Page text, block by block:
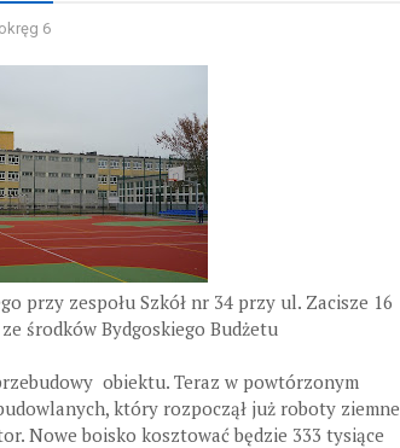
okręg 6
przy zespołu Szkół nr 34 przy ul. Zacisze 16
środków Bydgoskiego Budżetu
obiektu. Teraz w powtórzonym
który rozpoczął już roboty
Nowe boisko kosztować będzie 333 tysiące